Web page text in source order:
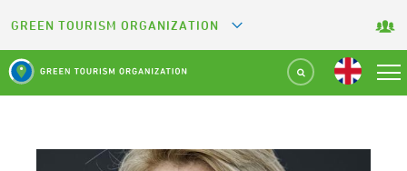
GREEN TOURISM ORGANIZATION
GREEN KEY
GREEN RESTAURANT